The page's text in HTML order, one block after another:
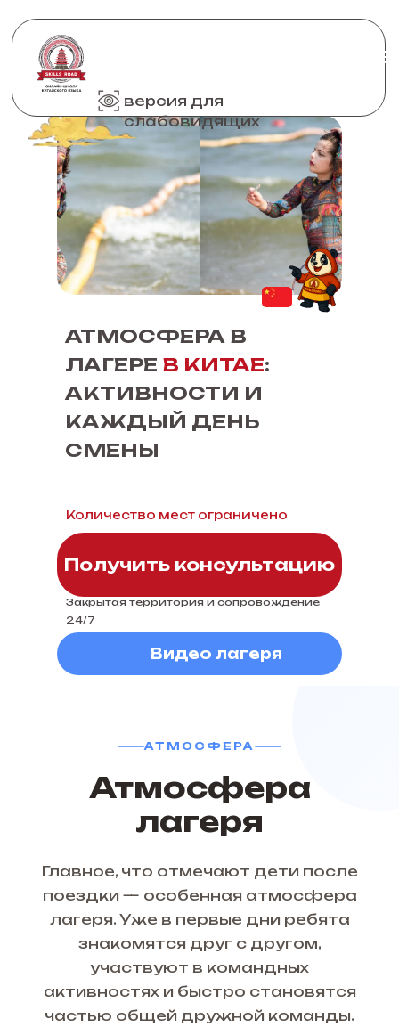
АТМОСФЕРА В
ЛАГЕРЕ В КИТАЕ:
АКТИВНОСТИ И
КАЖДЫЙ ДЕНЬ
СМЕНЫ
Закрытая территория и сопровождение
24/7
Количество мест ограничено
Получить консультацию
Видео лагеря
АТМОСФЕРА
Атмосфера
лагеря
Главное, что отмечают дети после
поездки — особенная атмосфера
лагеря. Уже в первые дни ребята
знакомятся друг с другом,
участвуют в командных
активностях и быстро становятся
частью общей дружной команды.